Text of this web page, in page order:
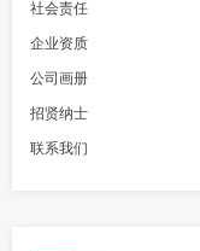
社会责任
企业资质
公司画册
招贤纳士
联系我们